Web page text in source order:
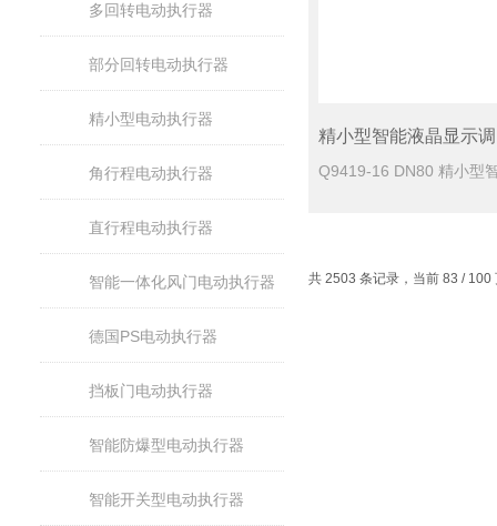
多回转电动执行器
部分回转电动执行器
精小型电动执行器
角行程电动执行器
直行程电动执行器
智能一体化风门电动执行器
德国PS电动执行器
挡板门电动执行器
智能防爆型电动执行器
智能开关型电动执行器
共 2503 条记录，当前 83 /